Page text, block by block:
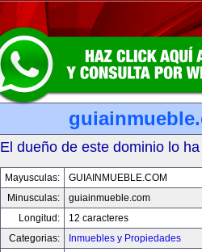
El dueño de este dominio lo
Mayusculas:
GUIAINMUEBLE.COM
Minusculas:
guiainmueble.com
Longitud:
12 caracteres
Categorias:
Inmuebles y Propiedades